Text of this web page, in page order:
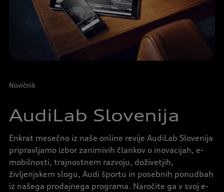
Novičnik
AudiLab Slovenija
Enkrat mesečno iz naše online revije AudiLab Slovenija
pripravljamo izbor zanimivih člankov o inovacijah, e-
mobilnosti, trajnostnem razvoju, doživetjih,
življenjskem slogu, Audi športu in posebnih ponudbah
iz našega prodajnega programa. Naročite ga v svoj e-